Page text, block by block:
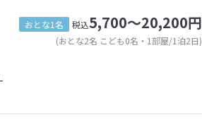
おとな1名 税込5,700～20,200円
(おとな2名 こども0名・1部屋/1泊2日)